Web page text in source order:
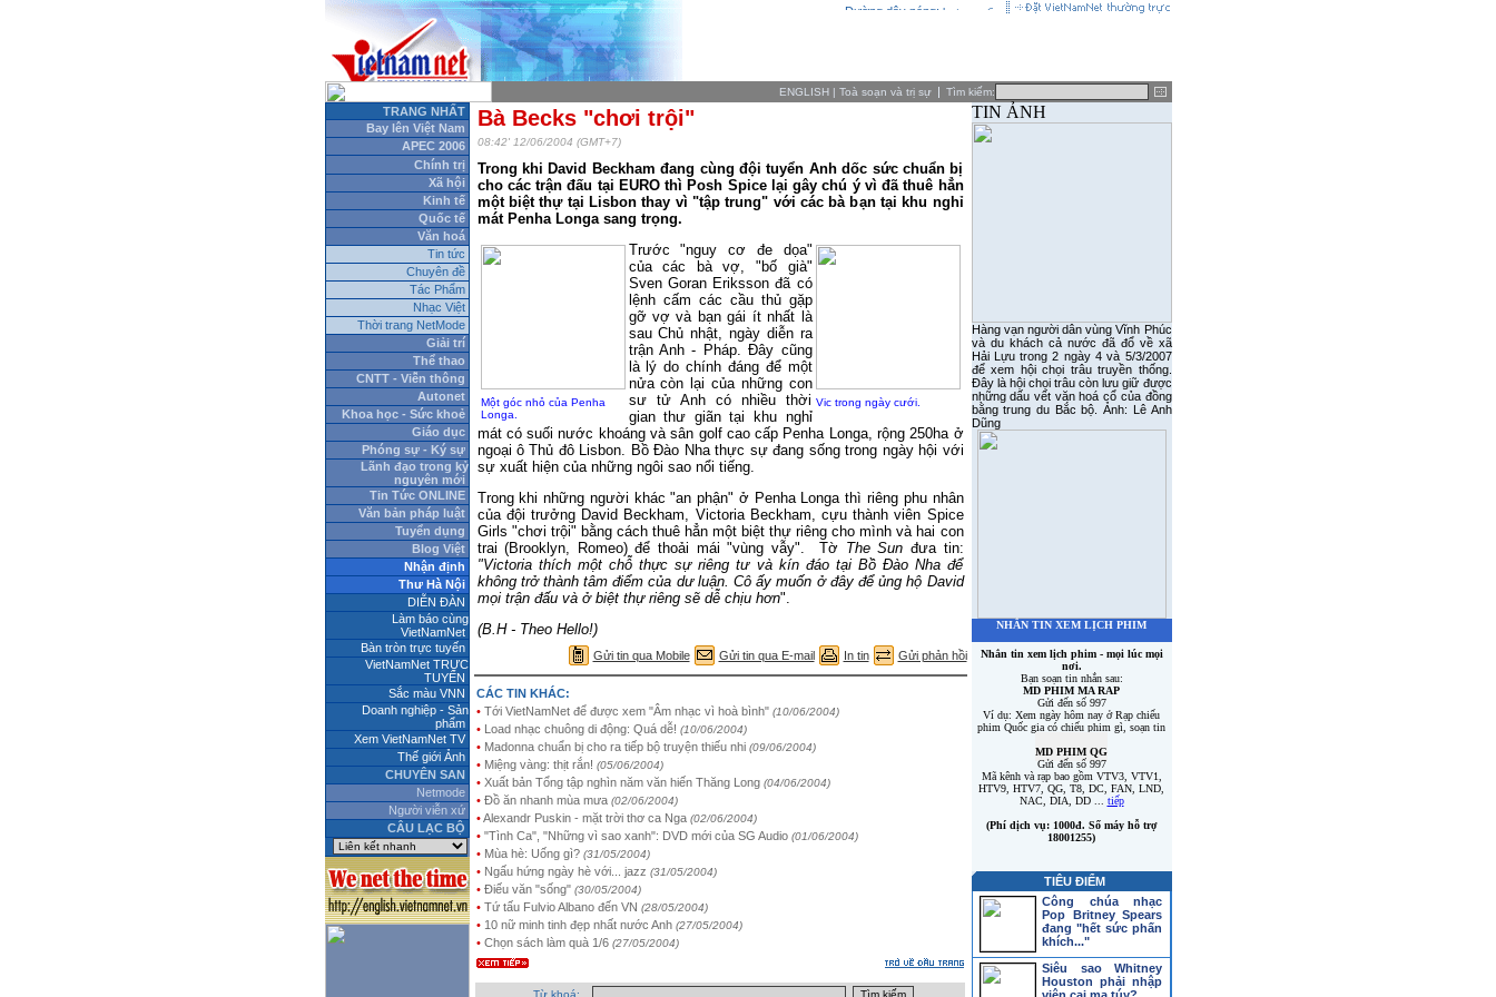
Đường dây nóng:hotnews@vasc.com.vnTel HN: (04) 7722729 / 84 - 913564657 HCM: (08) 9104887 / 84 - 913882742
ENGLISH| Toà soạn và trị sự Tìm kiếm:
TRANG NHẤT
Bay lên Việt Nam
APEC 2006
Chính trị
Xã hội
Kinh tế
Quốc tế
Văn hoá
Tin tức
Chuyên đề
Tác Phẩm
Nhạc Việt
Thời trang NetMode
Giải trí
Thể thao
CNTT - Viễn thông
Autonet
Khoa học - Sức khoẻ
Giáo dục
Phóng sự - Ký sự
Lãnh đạo trong kỷ
nguyên mới
Tin Tức ONLINE
Văn bản pháp luật
Tuyển dụng
Blog Việt
Nhận định
Thư Hà Nội
DIỄN ĐÀN
Làm báo cùng
VietNamNet
Bàn tròn trực tuyến
VietNamNet TRỰC
TUYẾN
Sắc màu VNN
Doanh nghiệp - Sản
phẩm
Xem VietNamNet TV
Thế giới Ảnh
CHUYÊN SAN
Netmode
Người viễn xứ
CÂU LẠC BỘ
Bà Becks "chơi trội"
08:42' 12/06/2004 (GMT+7)
Trong khi David Beckham đang cùng đội tuyển Anh dốc sức chuẩn bị
cho các trận đấu tại EURO thì Posh Spice lại gây chú ý vì đã thuê hẳn
một biệt thự tại Lisbon thay vì "tập trung" với các bà bạn tại khu nghỉ
mát Penha Longa sang trọng.
Một góc nhỏ của Penha
Longa.
Vic trong ngày cưới.
Trước "nguy cơ đe dọa"
của các bà vợ, "bố già"
Sven Goran Eriksson đã có
lệnh cấm các cầu thủ gặp
gỡ vợ và bạn gái ít nhất là
sau Chủ nhật, ngày diễn ra
trận Anh - Pháp. Đây cũng
là lý do chính đáng để một
nửa còn lại của những con
sư tử Anh có nhiều thời
gian thư giãn tại khu nghỉ
mát có suối nước khoáng và sân golf cao cấp Penha Longa, rộng 250ha ở
ngoại ô Thủ đô Lisbon. Bồ Đào Nha thực sự đang sống trong ngày hội với
sự xuất hiện của những ngôi sao nổi tiếng.
Trong khi những người khác "an phận" ở Penha Longa thì riêng phu nhân
của đội trưởng David Beckham, Victoria Beckham, cựu thành viên Spice
Girls "chơi trội" bằng cách thuê hẳn một biệt thự riêng cho mình và hai con
trai (Brooklyn, Romeo) để thoải mái "vùng vẫy". Tờ The Sun đưa tin:
"Victoria thích một chỗ thực sự riêng tư và kín đáo tại Bồ Đào Nha để
không trở thành tâm điểm của dư luận. Cô ấy muốn ở đây để ủng hộ David
mọi trận đấu và ở biệt thự riêng sẽ dễ chịu hơn".
(B.H - Theo Hello!)
Gửi tin qua Mobile Gửi tin qua E-mail In tin Gửi phản hồi
CÁC TIN KHÁC:
• Tới VietNamNet để được xem "Âm nhạc vì hoà bình" (10/06/2004)
• Load nhạc chuông di động: Quá dễ! (10/06/2004)
• Madonna chuẩn bị cho ra tiếp bộ truyện thiếu nhi (09/06/2004)
• Miệng vàng: thịt rắn! (05/06/2004)
• Xuất bản Tổng tập nghìn năm văn hiến Thăng Long (04/06/2004)
• Đồ ăn nhanh mùa mưa (02/06/2004)
• Alexandr Puskin - mặt trời thơ ca Nga (02/06/2004)
• "Tình Ca", "Những vì sao xanh": DVD mới của SG Audio (01/06/2004)
• Mùa hè: Uống gì? (31/05/2004)
• Ngấu hứng ngày hè với... jazz (31/05/2004)
• Điếu văn "sống" (30/05/2004)
• Tứ tấu Fulvio Albano đến VN (28/05/2004)
• 10 nữ minh tinh đẹp nhất nước Anh (27/05/2004)
• Chọn sách làm quà 1/6 (27/05/2004)
Từ khoá:
TIN ẢNH
Hàng vạn người dân vùng Vĩnh Phúc
và du khách cả nước đã đổ về xã
Hải Lựu trong 2 ngày 4 và 5/3/2007
để xem hội chọi trâu truyền thống.
Đây là hội chọi trâu còn lưu giữ được
những dấu vết văn hoá cổ của đồng
bằng trung du Bắc bộ. Ảnh: Lê Anh
Dũng
NHẮN TIN XEM LỊCH PHIM
Nhắn tin xem lịch phim - mọi lúc mọi
nơi.
Bạn soạn tin nhắn sau:
MD PHIM MA RAP
Gửi đến số 997
Ví dụ: Xem ngày hôm nay ở Rạp chiếu
phim Quốc gia có chiếu phim gì, soạn tin
MD PHIM QG
Gửi đến số 997
Mã kênh và rạp bao gồm VTV3, VTV1,
HTV9, HTV7, QG, T8, DC, FAN, LND,
NAC, DIA, DD ... tiếp
(Phí dịch vụ: 1000đ. Số máy hỗ trợ
18001255)
TIÊU ĐIỂM
Công chúa nhạc
Pop Britney Spears
đang "hết sức phấn
khích..."
Siêu sao Whitney
Houston phải nhập